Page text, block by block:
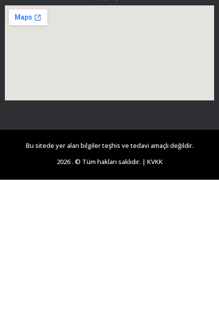
Bu sitede yer alan bilgiler teşhis ve tedavi amaçlı değildir.
2026 . © Tüm hakları saklıdır. | KVKK